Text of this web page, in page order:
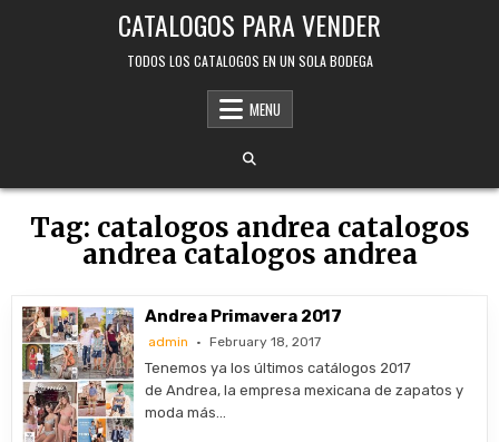
CATALOGOS PARA VENDER
TODOS LOS CATALOGOS EN UN SOLA BODEGA
MENU
Tag: catalogos andrea catalogos
andrea catalogos andrea
Andrea Primavera 2017
admin February 18, 2017
Tenemos ya los últimos catálogos 2017
de Andrea, la empresa mexicana de zapatos y
moda más…